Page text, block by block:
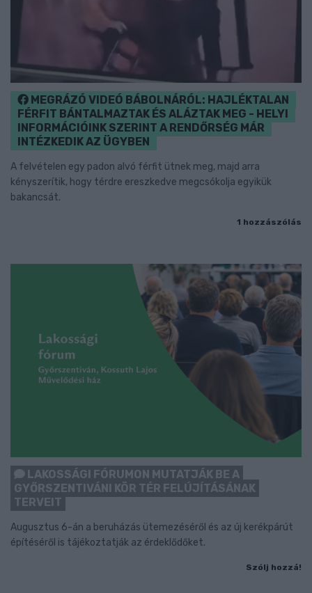
MEGRÁZÓ VIDEÓ BÁBOLNÁRÓL: HAJLÉKTALAN
FÉRFIT BÁNTALMAZTAK ÉS ALÁZTAK MEG - HELYI
INFORMÁCIÓINK SZERINT A RENDŐRSÉG MÁR
INTÉZKEDIK AZ ÜGYBEN
A felvételen egy padon alvó férfit ütnek meg, majd arra
kényszerítik, hogy térdre ereszkedve megcsókolja egyikük
bakancsát.
1 hozzászólás
LAKOSSÁGI FÓRUMON MUTATJÁK BE A
GYŐRSZENTIVÁNI KÖR TÉR FELÚJÍTÁSÁNAK
TERVEIT
Augusztus 6-án a beruházás ütemezéséről és az új kerékpárút
építéséről is tájékoztatják az érdeklődőket.
Szólj hozzá!